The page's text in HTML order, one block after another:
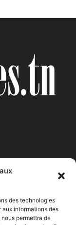
des technologies
informations des
permettra de